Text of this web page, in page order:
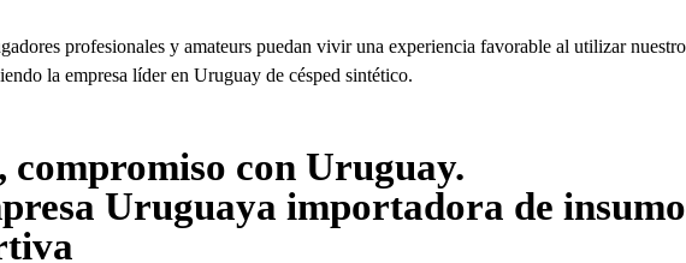
profesionales y amateurs puedan vivir una experiencia favorable al utilizar
la empresa líder en Uruguay de césped sintético.
compromiso con Uruguay.
Uruguaya importadora de